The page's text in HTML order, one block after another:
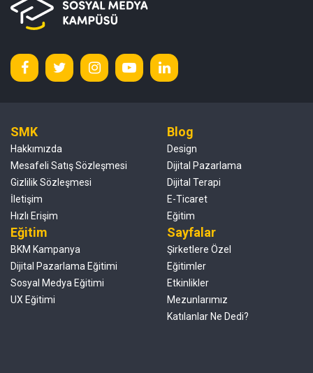
SMK
Hakkımızda
Mesafeli Satış Sözleşmesi
Gizlilik Sözleşmesi
İletişim
Hızlı Erişim
Blog
Design
Dijital Pazarlama
Dijital Terapi
E-Ticaret
Eğitim
Eğitim
BKM Kampanya
Dijital Pazarlama Eğitimi
Sosyal Medya Eğitimi
UX Eğitimi
Sayfalar
Şirketlere Özel
Eğitimler
Etkinlikler
Mezunlarımız
Katılanlar Ne Dedi?